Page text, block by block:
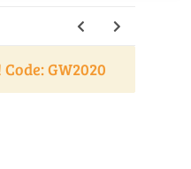
GW2020